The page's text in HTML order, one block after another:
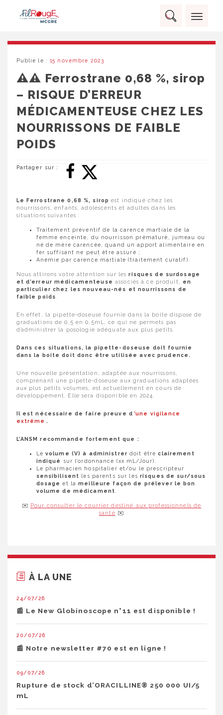
content
Rechercher :
RECHERCHER
Publie le :15 novembre 2023
⚠️⚠️ Ferrostrane 0,68 %, sirop
– RISQUE D’ERREUR
MÉDICAMENTEUSE CHEZ LES
NOURRISSONS DE FAIBLE
POIDS
Partager sur :
Le Ferrostrane 0,68 %, siropest indiqué chez les
nourrissons, enfants, adolescents et adultes dans les
situations suivantes :
Traitement préventif de la carence martiale de la
femme enceinte, du nourrisson prématuré, jumeau ou
né de mère carencée, quand un apport alimentaire en
fer suffisant ne peut être assuré ;
Anémie par carence martiale (traitement curatif).
Nous attirons votre attention sur lesrisques de surdosage
et d’erreur médicamenteuse associés à ce produit, en
particulier chez les nouveau-nés et nourrissons de
faible poids
En effet, la pipette-doseuse fournie dans la boîte dispose de
graduations de 0,5 en 0,5mL, ce qui ne permets pas
d’administrer la posologie adéquate aux plus petits.
Dans ces situations, la pipette-doseuse doit fournie
dans la boite doit donc être utilisée avec prudence.
Une nouvelle présentation, adaptée aux nourrissons,
comprenant une pipette-doseuse aux graduations adaptées
aux plus petits volumes, est actuellement en cours de
développement. Elle sera disponible en 2024.
Il est nécessaire de faire preuve d ’une vigilance
extrême .
L’ANSM recommande fortement que :
Le volume (V) à administrer doit êtreclairement
indiqué
sur l’ordonnance (xx mL/Jour).
Le pharmacien hospitalier et/ou le prescripteur
sensibilisent
les parents sur les risques de sur/sous
dosageet lameilleure façon de prélever le bon
volume de médicament
✉️ Pour consulter le courrier destiné aux professionnels de
santé ✉️
À LA UNE
24/07/26
📰 Le New Globinoscope n°11 est disponible !
20/07/26
📰 Notre newsletter #70 est en ligne !
09/07/26
Rupture de stock d’ORACILLINE® 250 000 UI/5
mL